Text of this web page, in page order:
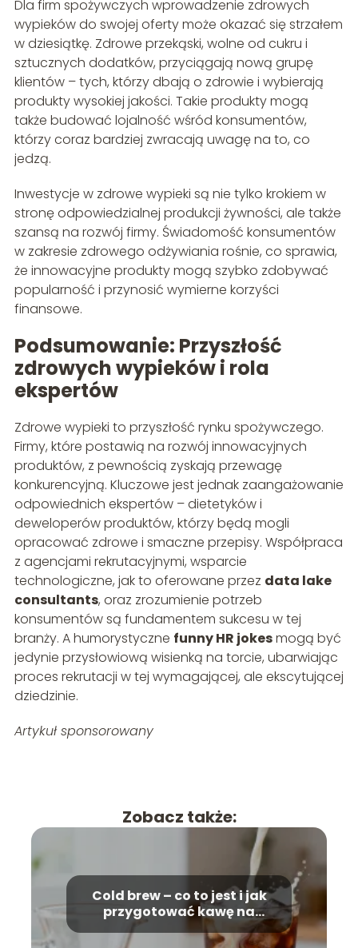
Dla firm spożywczych wprowadzenie zdrowych
wypieków do swojej oferty może okazać się strzałem
w dziesiątkę. Zdrowe przekąski, wolne od cukru i
sztucznych dodatków, przyciągają nową grupę
klientów – tych, którzy dbają o zdrowie i wybierają
produkty wysokiej jakości. Takie produkty mogą
także budować lojalność wśród konsumentów,
którzy coraz bardziej zwracają uwagę na to, co
jedzą.
Inwestycje w zdrowe wypieki są nie tylko krokiem w
stronę odpowiedzialnej produkcji żywności, ale także
szansą na rozwój firmy. Świadomość konsumentów
w zakresie zdrowego odżywiania rośnie, co sprawia,
że innowacyjne produkty mogą szybko zdobywać
popularność i przynosić wymierne korzyści
finansowe.
Podsumowanie: Przyszłość
zdrowych wypieków i rola
ekspertów
Zdrowe wypieki to przyszłość rynku spożywczego.
Firmy, które postawią na rozwój innowacyjnych
produktów, z pewnością zyskają przewagę
konkurencyjną. Kluczowe jest jednak zaangażowanie
odpowiednich ekspertów – dietetyków i
deweloperów produktów, którzy będą mogli
opracować zdrowe i smaczne przepisy. Współpraca
z agencjami rekrutacyjnymi, wsparcie
technologiczne, jak to oferowane przez data lake
consultants, oraz zrozumienie potrzeb
konsumentów są fundamentem sukcesu w tej
branży. A humorystyczne funny HR jokesmogą być
jedynie przysłowiową wisienką na torcie, ubarwiając
proces rekrutacji w tej wymagającej, ale ekscytującej
dziedzinie.
Artykuł sponsorowany
Zobacz także:
Cold brew – co to jest i jak
przygotować kawę na
zimno?